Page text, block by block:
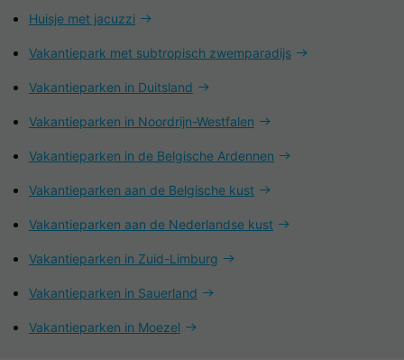
Huisje met jacuzzi
Vakantiepark met subtropisch zwemparadijs
Vakantieparken in Duitsland
Vakantieparken in Noordrijn-Westfalen
Vakantieparken in de Belgische Ardennen
Vakantieparken aan de Belgische kust
Vakantieparken aan de Nederlandse kust
Vakantieparken in Zuid-Limburg
Vakantieparken in Sauerland
Vakantieparken in Moezel